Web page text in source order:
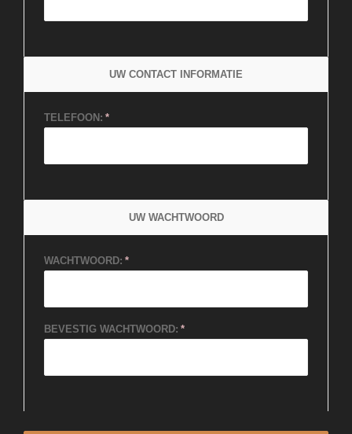
UW CONTACT INFORMATIE
TELEFOON:
UW WACHTWOORD
WACHTWOORD:
BEVESTIG WACHTWOORD: